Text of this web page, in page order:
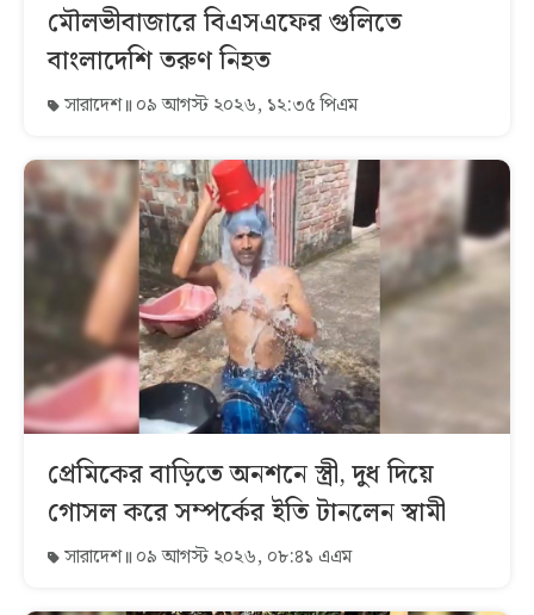
মৌলভীবাজারে বিএসএফের গুলিতে
বাংলাদেশি তরুণ নিহত
সারাদেশ ০৯ আগস্ট ২০২৬, ১২:৩৫ পিএম
প্রেমিকের বাড়িতে অনশনে স্ত্রী, দুধ দিয়ে
গোসল করে সম্পর্কের ইতি টানলেন স্বামী
সারাদেশ ০৯ আগস্ট ২০২৬, ০৮:৪১ এএম